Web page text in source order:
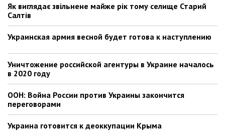
Як виглядає звільнене майже рік тому селище Старий
Салтів
Украинская армия весной будет готова к наступлению
Уничтожение российской агентуры в Украине началось
в 2020 году
ООН: Война России против Украины закончится
переговорами
Украина готовится к деоккупации Крыма